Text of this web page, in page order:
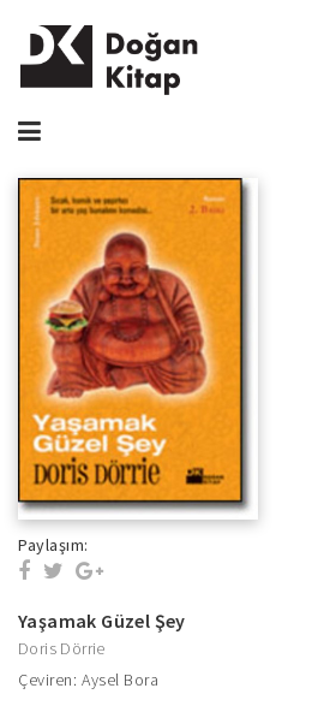
Paylaşım:
Yaşamak Güzel Şey
Doris Dörrie
Çeviren: Aysel Bora